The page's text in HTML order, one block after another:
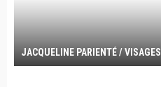
JACQUELINE PARIENTÉ / VISAGES